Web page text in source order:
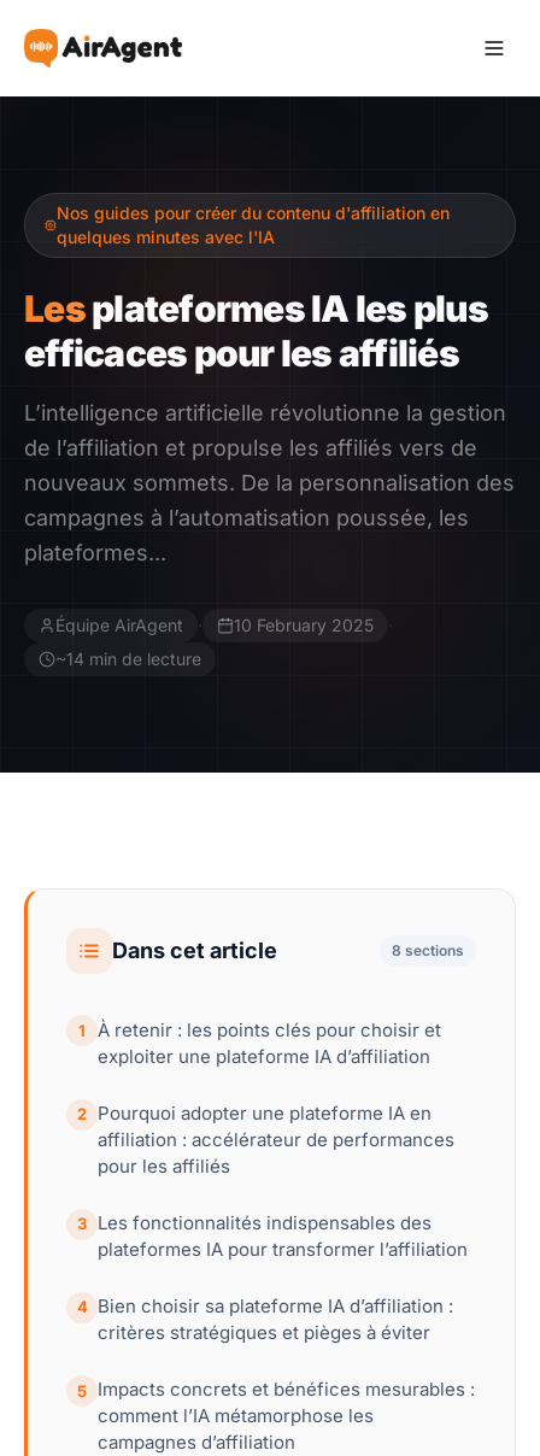
Recommander
Ressources
Témoignages
Guide
Devenir Affilié
Nos guides pour créer du contenu d'affiliation en
quelques minutes avec l'IA
Lesplateformes IA les plus
efficaces pour les affiliés
L’intelligence artificielle révolutionne la gestion
de l’affiliation et propulse les affiliés vers de
nouveaux sommets. De la personnalisation des
campagnes à l’automatisation poussée, les
plateformes...
Équipe AirAgent · 10 February 2025
·
~14 min de lecture
Dans cet article 8 sections
1
À retenir : les points clés pour choisir et
exploiter une plateforme IA d’affiliation
2
Pourquoi adopter une plateforme IA en
affiliation : accélérateur de performances
pour les affiliés
3
Les fonctionnalités indispensables des
plateformes IA pour transformer l’affiliation
4 Bien choisir sa plateforme IA d’affiliation :
critères stratégiques et pièges à éviter
5
Impacts concrets et bénéfices mesurables :
comment l’IA métamorphose les
campagnes d’affiliation